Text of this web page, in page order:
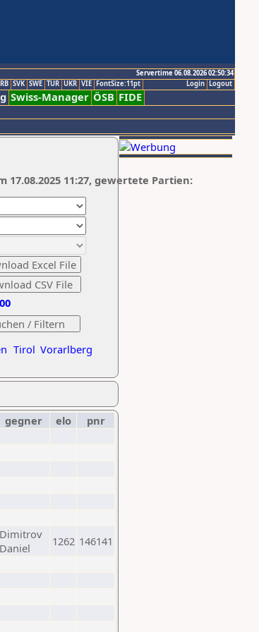
Servertime 06.08.2026 02:50:34
Logout
Login
SVK SWE TUR UKR VIE FontSize:11pt
Swiss-Manager ÖSB FIDE
Tirol Vorarlberg
17.08.2025 11:27, gewertete Partien:
gegner elo
pnr
Dimitrov
Daniel
1262 146141